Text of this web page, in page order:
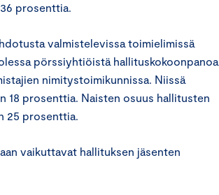
prosenttia.
valmistelevissa toimielimissä
pörssiyhtiöistä hallituskokoonpanoa
nimitystoimikunnissa. Niissä
18 prosenttia. Naisten osuus hallitusten
25 prosenttia.
vaikuttavat hallituksen jäsenten